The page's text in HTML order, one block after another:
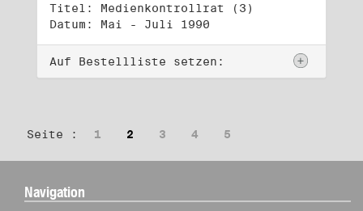
Titel: Medienkontrollrat (3)
Datum: Mai - Juli 1990
Auf Bestellliste setzen:
Seite : 1 2 3 4 5
Navigation